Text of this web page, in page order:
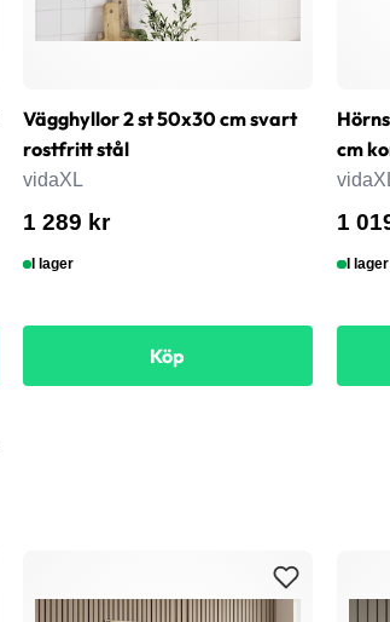
Vägghyllor 2 st 50x30 cm svart
rostfritt stål
vidaXL
1 289 kr
I lager
Köp
cm
1
I lager